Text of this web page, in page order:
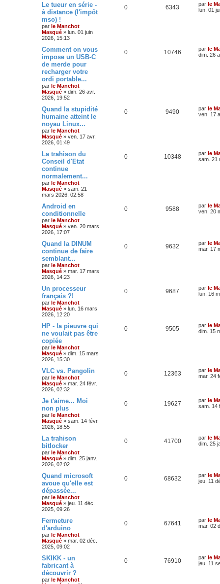
Le tueur en série -
à distance (l'impôt
mso) !
par le Manchot
Masqué » lun. 01 juin
2026, 15:13
0 6343 par le
lun. 01
Comment on vous
impose un USB-C
de merde pour
recharger votre
ordi portable...
par le Manchot
Masqué » dim. 26 avr.
2026, 19:52
0 10746 par le
dim. 26
Quand la stupidité
humaine atteint le
noyau Linux...
par le Manchot
Masqué » ven. 17 avr.
2026, 01:49
0 9490 par le
ven. 17
La trahison du
Conseil d'Etat
continue
normalement...
par le Manchot
Masqué » sam. 21
mars 2026, 02:58
0 10348 par le
sam. 21
Android en
conditionnelle
par le Manchot
Masqué » ven. 20 mars
2026, 17:07
0 9588 par le
ven. 20
Quand la DINUM
continue de faire
semblant...
par le Manchot
Masqué » mar. 17 mars
2026, 14:23
0 9632 par le
mar. 17
Un processeur
français ?!
par le Manchot
Masqué » lun. 16 mars
2026, 12:20
0 9687 par le
lun. 16
HP - la pieuvre qui
ne voulait pas être
copiée
par le Manchot
Masqué » dim. 15 mars
2026, 15:30
0 9505 par le
dim. 15
VLC vs. Pangolin
par le Manchot
Masqué » mar. 24 févr.
2026, 02:32
0 12363 par le
mar. 24
Je t'aime... Moi
non plus
par le Manchot
Masqué » sam. 14 févr.
2026, 18:55
0 19627 par le
sam. 14
La trahison
bitlocker
par le Manchot
Masqué » dim. 25 janv.
2026, 02:02
0 41700 par le
dim. 25
Quand microsoft
avoue qu'elle est
dépassée...
par le Manchot
Masqué » jeu. 11 déc.
2025, 09:26
0 68632 par le
jeu. 11
Fermeture
d'arduino
par le Manchot
Masqué » mar. 02 déc.
2025, 09:02
0 67641 par le
mar. 02
SKIKK - un
fabricant à
découvrir ?
par le Manchot
0 76910 par le
jeu. 11